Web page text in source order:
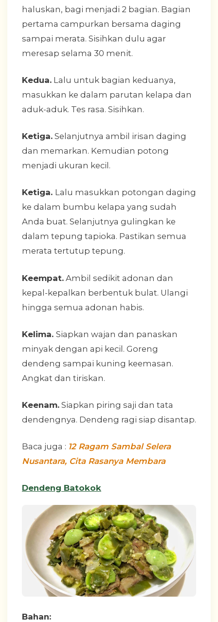
haluskan, bagi menjadi 2 bagian. Bagian
pertama campurkan bersama daging
sampai merata. Sisihkan dulu agar
meresap selama 30 menit.
Kedua. Lalu untuk bagian keduanya,
masukkan ke dalam parutan kelapa dan
aduk-aduk. Tes rasa. Sisihkan.
Ketiga. Selanjutnya ambil irisan daging
dan memarkan. Kemudian potong
menjadi ukuran kecil.
Ketiga. Lalu masukkan potongan daging
ke dalam bumbu kelapa yang sudah
Anda buat. Selanjutnya gulingkan ke
dalam tepung tapioka. Pastikan semua
merata tertutup tepung.
Keempat. Ambil sedikit adonan dan
kepal-kepalkan berbentuk bulat. Ulangi
hingga semua adonan habis.
Kelima. Siapkan wajan dan panaskan
minyak dengan api kecil. Goreng
dendeng sampai kuning keemasan.
Angkat dan tiriskan.
Keenam. Siapkan piring saji dan tata
dendengnya. Dendeng ragi siap disantap.
Baca juga : 12 Ragam Sambal Selera
Nusantara, Cita Rasanya Membara
Dendeng Batokok
Bahan: